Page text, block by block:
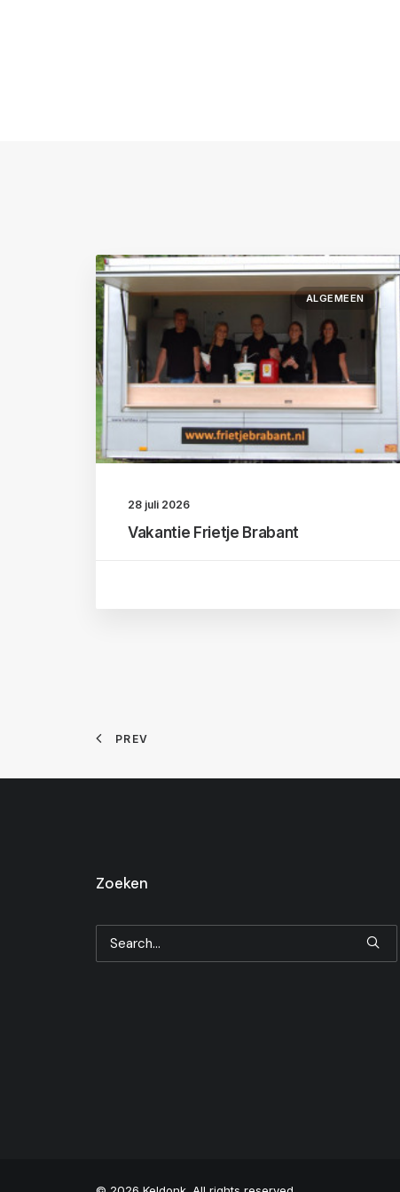
ALGEMEEN
28 juli 2026
Vakantie Frietje Brabant
PREV
Zoeken